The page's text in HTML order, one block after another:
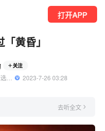
打开APP
黄昏」
关注
《人物》杂志官方账号 头条精选作者
  2023-7-26 03:28
去听全文